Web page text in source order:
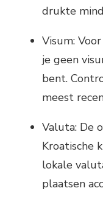
drukte
Visum:
je geen
bent.
meest
Valuta: De
Kroatische
lokale
plaatsen